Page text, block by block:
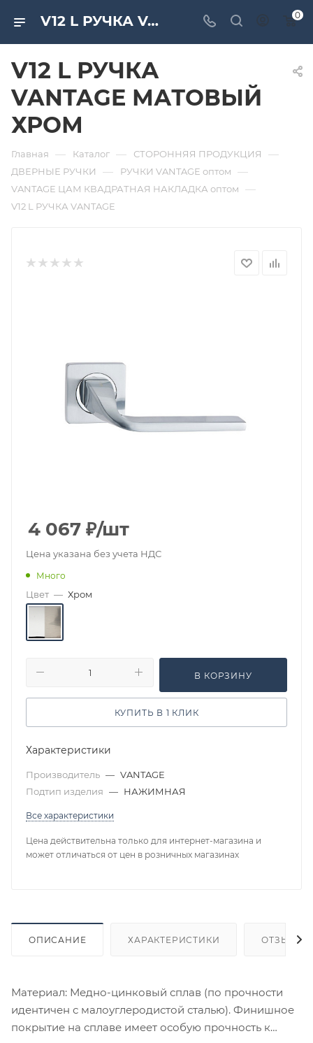
V12 L РУЧКА VANTAGE МАТОВЫЙ ХРОМ. Дверная и мебельная фурнитура САМИР-КИЛИТ | Оптовые поставки 0
V12 L РУЧКА
VANTAGE МАТОВЫЙ
ХРОМ
Главная — Каталог — СТОРОННЯЯ ПРОДУКЦИЯ —
ДВЕРНЫЕ РУЧКИ — РУЧКИ VANTAGE оптом —
VANTAGE ЦАМ КВАДРАТНАЯ НАКЛАДКА оптом —
V12 L РУЧКА VANTAGE
4 067 ₽/шт
Цена указана без учета НДС
Много
Цвет — Хром
В КОРЗИНУ
КУПИТЬ В 1 КЛИК
Характеристики
Производитель — VANTAGE
Подтип изделия — НАЖИМНАЯ
Все характеристики
Цена действительна только для интернет-магазина и
может отличаться от цен в розничных магазинах
ОПИСАНИЕ ХАРАКТЕРИСТИКИ ОТЗЫВЫ
Материал: Медно-цинковый сплав (по прочности
идентичен с малоуглеродистой сталью). Финишное
покрытие на сплаве имеет особую прочность к